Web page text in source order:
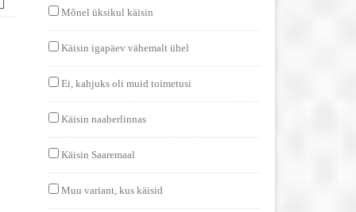
Mõnel üksikul käisin
Käisin igapäev vähemalt ühel
Ei, kahjuks oli muid toimetusi
Käisin naaberlinnas
Käisin Saaremaal
Muu variant, kus käisid